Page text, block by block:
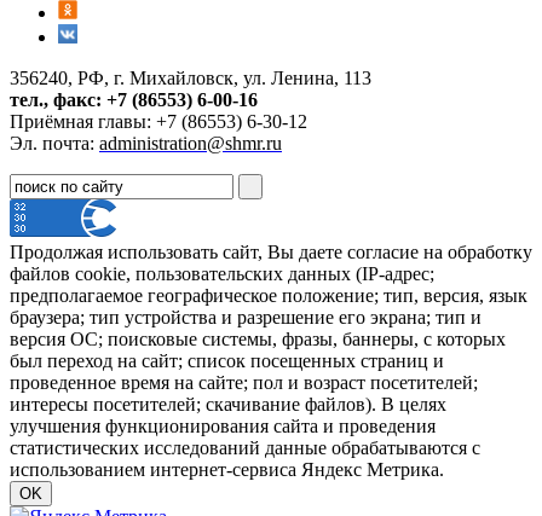
356240, РФ, г. Михайловск, ул. Ленина, 113
тел., факс: +7 (86553) 6-00-16
Приёмная главы: +7 (86553) 6-30-12
Эл. почта: administration@shmr.ru
Продолжая использовать сайт, Вы даете согласие на обработку
файлов cookie, пользовательских данных (IP-адрес;
предполагаемое географическое положение; тип, версия, язык
браузера; тип устройства и разрешение его экрана; тип и
версия ОС; поисковые системы, фразы, баннеры, с которых
был переход на сайт; список посещенных страниц и
проведенное время на сайте; пол и возраст посетителей;
интересы посетителей; скачивание файлов). В целях
улучшения функционирования сайта и проведения
статистических исследований данные обрабатываются с
использованием интернет-сервиса Яндекс Метрика.
OK